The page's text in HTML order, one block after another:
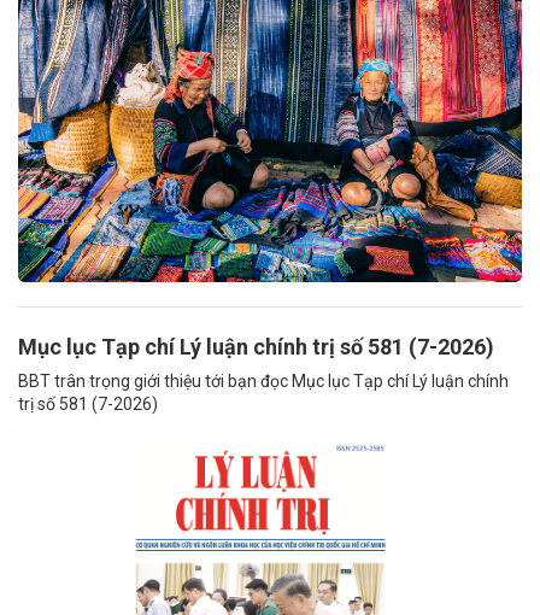
Mục lục Tạp chí Lý luận chính trị số 581 (7-2026)
BBT trân trọng giới thiệu tới bạn đọc Mục lục Tạp chí Lý luận chính
trị số 581 (7-2026)